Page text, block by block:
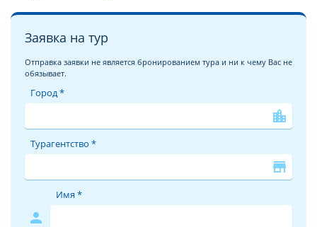
Заявка на тур
Отправка заявки не является бронированием тура и ни к чему Вас не
обязывает.
Город *
location_city
Турагентство *
store
person
Имя *